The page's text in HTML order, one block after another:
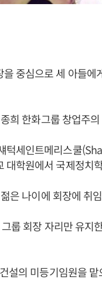
중심으로 세 아들에
희 한화그룹 창업주
턱세인트메리스쿨
대학원에서 국제정치
은 나이에 회장에 취
룹 회장 자리만 유지
설의 미등기임원을